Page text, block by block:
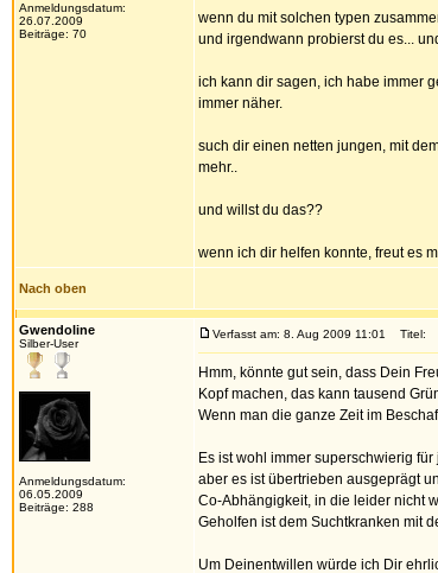
Anmeldungsdatum:
26.07.2009
Beiträge: 70
wenn du mit solchen typen
und irgendwann probierst du es...
ich kann dir sagen, ich habe immer
immer näher.
such dir einen netten jungen, mit
mehr..
und willst du das??
wenn ich dir helfen konnte, freut es
Nach oben
Gwendoline
Silber-User
Anmeldungsdatum:
06.05.2009
Beiträge: 288
Verfasst am: 8. Aug 2009 11:01 Titel:
Hmm, könnte gut sein, dass Dein
Kopf machen, das kann tausend
Wenn man die ganze Zeit im
Es ist wohl immer superschwierig
aber es ist übertrieben ausgeprägt
Co-Abhängigkeit, in die leider nicht
Geholfen ist dem Suchtkranken mit
Um Deinentwillen würde ich Dir